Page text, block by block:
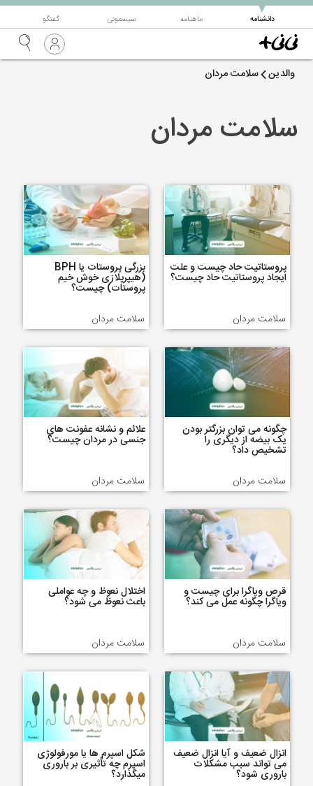
دانشنامه
▼ ماهنامه سیسمونی گفتگو
والدین سلامت مردان
سلامت مردان
پروستاتیت حاد چیست و علت
ایجاد پروستاتیت حاد چیست؟
سلامت مردان
بزرگی پروستات یا BPH
(هیپرپلازی خوش خیم
پروستات) چیست؟
سلامت مردان
چگونه می توان بزرگتر بودن
یک بیضه از دیگری را
تشخیص داد؟
سلامت مردان
علائم و نشانه عفونت های
جنسی در مردان چیست؟
سلامت مردان
قرص ویاگرا برای چیست و
ویاگرا چگونه عمل می کند؟
سلامت مردان
اختلال نعوظ و چه عواملی
باعث نعوظ می شود؟
سلامت مردان
انزال ضعیف و آیا انزال ضعیف
می تواند سبب مشکلات
باروری شود؟
شکل اسپرم ها یا مورفولوژی
اسپرم چه تأثیری بر باروری
میگذارد؟